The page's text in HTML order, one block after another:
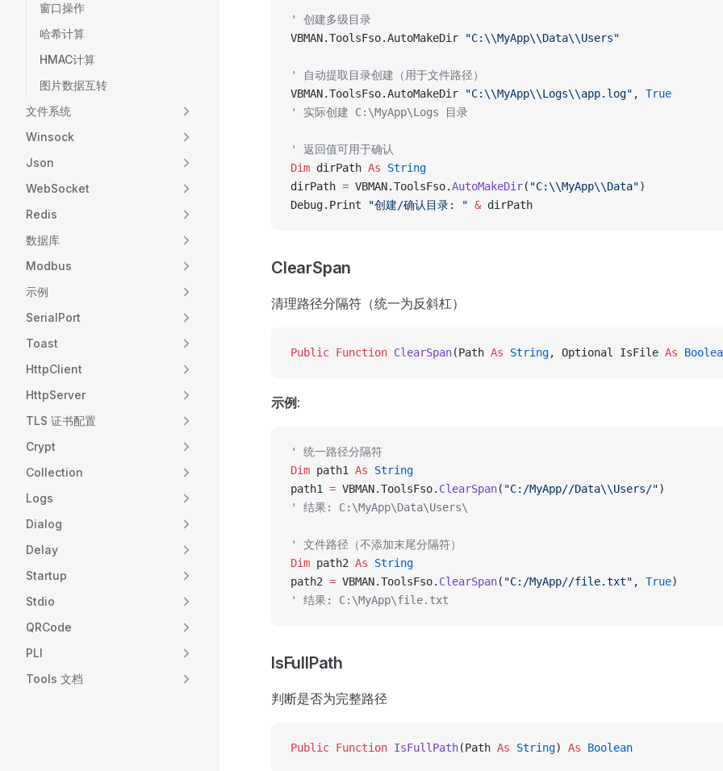
窗口操作
哈希计算
HMAC计算
图片数据互转
文件系统
Winsock
Json
WebSocket
Redis
数据库
Modbus
示例
SerialPort
Toast
HttpClient
HttpServer
TLS 证书配置
Crypt
Collection
Logs
Dialog
Delay
Startup
Stdio
QRCode
PLI
Tools 文档
' 创建多级目录
VBMAN.ToolsFso.AutoMakeDir
"C:\\MyApp\\Data\\Users"
' 自动提取目录创建（用于文件路径）
VBMAN.ToolsFso.AutoMakeDir
"C:\\MyApp\\Logs\\app.log" ,
True
' 实际创建 C:\MyApp\Logs 目录
' 返回值可用于确认
Dim dirPath As String
dirPath = VBMAN.ToolsFso.AutoMakeDir( "C:\\MyApp\\Data")
Debug.Print
"创建/确认目录: " & dirPath
ClearSpan
清理路径分隔符（统一为反斜杠）
Public Function ClearSpan(Path As String, Optional IsFile As
示例 :
' 统一路径分隔符
Dim path1 As String
path1 = VBMAN.ToolsFso. ClearSpan( "C:/MyApp//Data\\Users/")
' 结果: C:\MyApp\Data\Users\
' 文件路径（不添加末尾分隔符）
Dim path2 As String
path2 = VBMAN.ToolsFso. ClearSpan( "C:/MyApp//file.txt" , True)
' 结果: C:\MyApp\file.txt
IsFullPath
判断是否为完整路径
Public Function IsFullPath(Path As String) As Boolean